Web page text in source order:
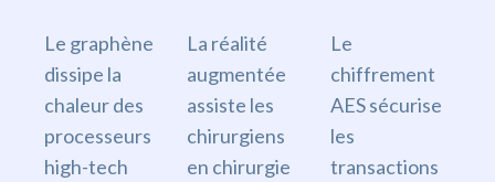
Le graphène
dissipe la
chaleur des
processeurs
high-tech
La réalité
augmentée
assiste les
chirurgiens
en chirurgie
Le
chiffrement
AES sécurise
les
transactions